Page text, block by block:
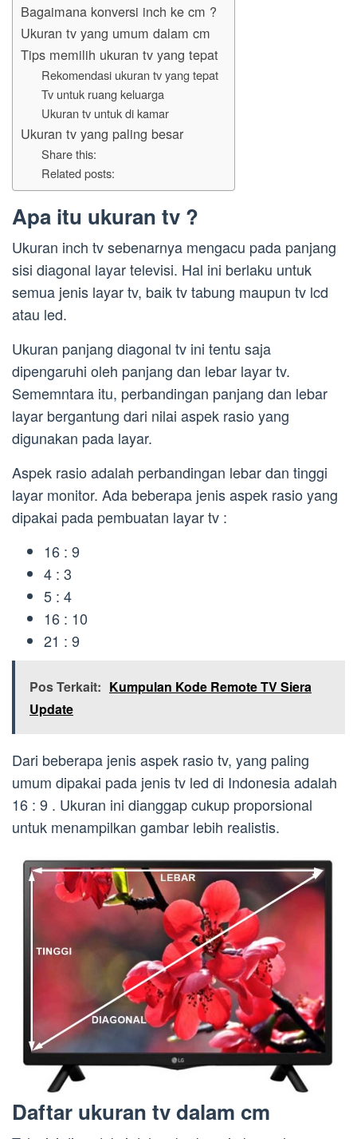
Bagaimana konversi inch ke cm ?
Ukuran tv yang umum dalam cm
Tips memilih ukuran tv yang tepat
Rekomendasi ukuran tv yang tepat
Tv untuk ruang keluarga
Ukuran tv untuk di kamar
Ukuran tv yang paling besar
Share this:
Related posts:
Apa itu ukuran tv ?
Ukuran inch tv sebenarnya mengacu pada panjang
sisi diagonal layar televisi. Hal ini berlaku untuk
semua jenis layar tv, baik tv tabung maupun tv lcd
atau led.
Ukuran panjang diagonal tv ini tentu saja
dipengaruhi oleh panjang dan lebar layar tv.
Sememntara itu, perbandingan panjang dan lebar
layar bergantung dari nilai aspek rasio yang
digunakan pada layar.
Aspek rasio adalah perbandingan lebar dan tinggi
layar monitor. Ada beberapa jenis aspek rasio yang
dipakai pada pembuatan layar tv :
16 : 9
4 : 3
5 : 4
16 : 10
21 : 9
Pos Terkait: Kumpulan Kode Remote TV Siera
Update
Dari beberapa jenis aspek rasio tv, yang paling
umum dipakai pada jenis tv led di Indonesia adalah
16 : 9 . Ukuran ini dianggap cukup proporsional
untuk menampilkan gambar lebih realistis.
Daftar ukuran tv dalam cm